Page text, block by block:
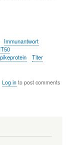
Immunantwort
Titer
Log into post comments